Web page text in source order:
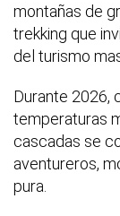
montañas de
trekking que
del turismo
Durante 2026,
temperaturas
cascadas se
aventureros,
pura.